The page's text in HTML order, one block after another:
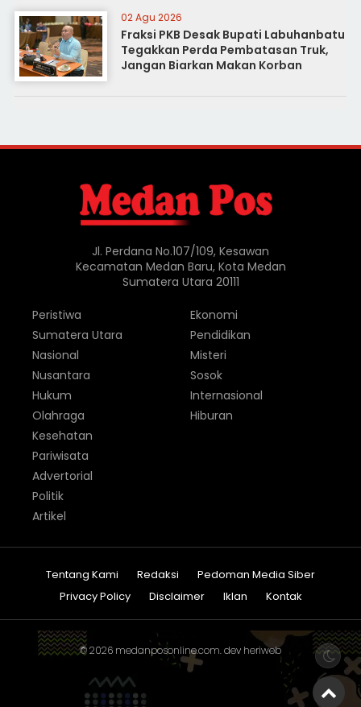
02 Agu 2026
Fraksi PKB Desak Bupati Labuhanbatu
Tegakkan Perda Pembatasan Truk,
Jangan Biarkan Makan Korban
Jl. Perdana No.107/109, Kesawan
Kecamatan Medan Baru, Kota Medan
Sumatera Utara 20111
Peristiwa
Sumatera Utara
Nasional
Nusantara
Hukum
Olahraga
Ekonomi
Pendidikan
Misteri
Sosok
Internasional
Hiburan
Kesehatan
Pariwisata
Advertorial
Politik
Artikel
Tentang Kami Redaksi
Pedoman Media Siber
Privacy Policy
Disclaimer Iklan Kontak
© 2026 medanposonline.com. dev heriweb